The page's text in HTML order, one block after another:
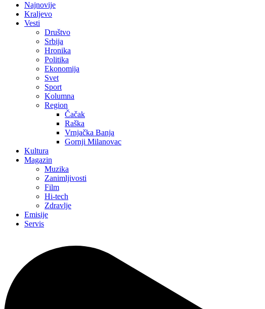
Najnovije
Kraljevo
Vesti
Društvo
Srbija
Hronika
Politika
Ekonomija
Svet
Sport
Kolumna
Region
Čačak
Raška
Vrnjačka Banja
Gornji Milanovac
Kultura
Magazin
Muzika
Zanimljivosti
Film
Hi-tech
Zdravlje
Emisije
Servis